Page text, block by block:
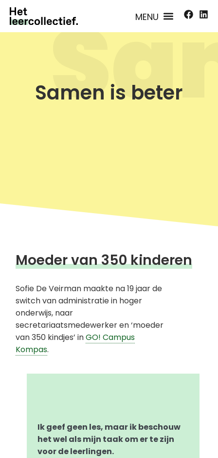
Samen is beter
Moeder van 350 kinderen
Sofie De Veirman maakte na 19 jaar de
switch van administratie in hoger
onderwijs, naar
secretariaatsmedewerker en ‘moeder
van 350 kindjes’ inGO! Campus
Kompas.
Ik geef geen les, maar ik beschouw
het wel als mijn taak om er te zijn
voor de leerlingen.